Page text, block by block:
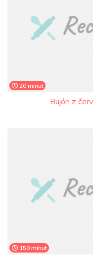
20 minut
Bujón z
150 minut